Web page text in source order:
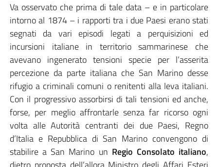
Va osservato che prima di tale data – e in particolare
intorno al 1874 – i rapporti tra i due Paesi erano stati
segnati da vari episodi legati a perquisizioni ed
incursioni italiane in territorio sammarinese che
avevano ingenerato tensioni specie per l’asserita
percezione da parte italiana che San Marino desse
rifugio a criminali comuni o renitenti alla leva italiani.
Con il progressivo assorbirsi di tali tensioni ed anche,
forse, per meglio affrontarle senza far ricorso ogni
volta alle Autorità centranti dei due Paesi, Regno
d’Italia e Repubblica di San Marino convengono di
stabilire a San Marino un Regio Consolato italiano,